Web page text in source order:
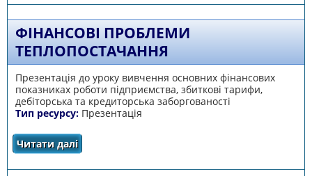
ФІНАНСОВІ ПРОБЛЕМИ
ТЕПЛОПОСТАЧАННЯ
Презентація до уроку вивчення основних фінансових
показниках роботи підприємства, збиткові тарифи,
дебіторська та кредиторська заборгованості
Тип ресурсу: Презентація
Читати даліпро Фінансові проблеми теплопостачання